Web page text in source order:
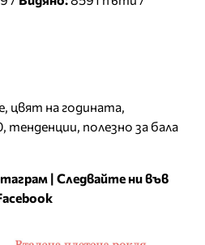
, цвят на годината,
, тенденции, полезно за бала
| Следвайте ни във